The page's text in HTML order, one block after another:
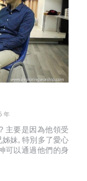
年
主要是因為他領受
妹, 特別多了愛心
可以通過他們的身